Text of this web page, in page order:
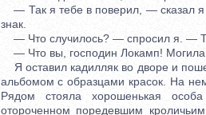
— Так я тебе в поверил, — сказал я
знак.
— Что случилось? — спросил я. —
— Что вы, господин Локамп!
Я оставил кадилляк во дворе и
альбомом с образцами красок. На
Рядом стояла хорошенькая
отороченном поредевшим